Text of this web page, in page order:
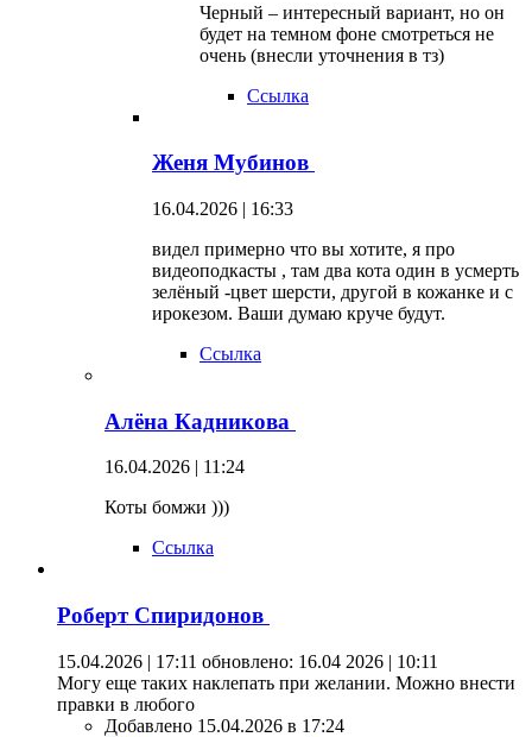
Черный – интересный вариант, но он
будет на темном фоне смотреться не
очень (внесли уточнения в тз)
Ссылка
Женя Мубинов
16.04.2026 | 16:33
видел примерно что вы хотите, я про
видеоподкасты , там два кота один в усмерть
зелёный -цвет шерсти, другой в кожанке и с
ирокезом. Ваши думаю круче будут.
Ссылка
Алёна Кадникова
16.04.2026 | 11:24
Коты бомжи )))
Ссылка
Роберт Спиридонов
15.04.2026 | 17:11 обновлено: 16.04 2026 | 10:11
Могу еще таких наклепать при желании. Можно внести
правки в любого
Добавлено 15.04.2026 в 17:24